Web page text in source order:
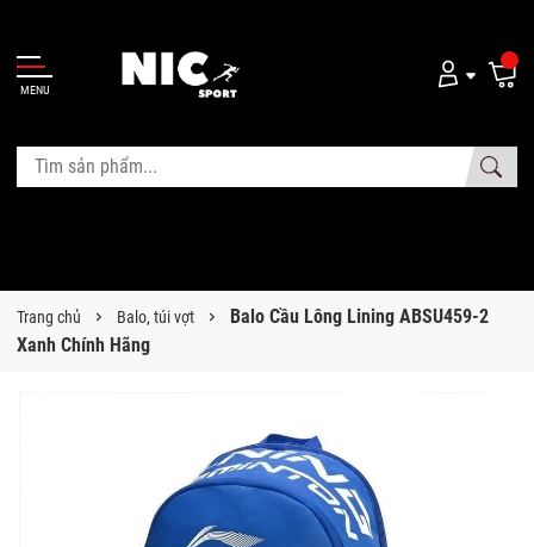
MENU
Trang chủ Balo, túi vợt
Balo Cầu Lông Lining ABSU459-2
Xanh Chính Hãng